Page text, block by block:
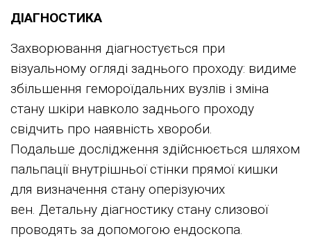
ДІАГНОСТИКА
Захворювання діагностується при
візуальному огляді заднього проходу: видиме
збільшення гемороїдальних вузлів і зміна
стану шкіри навколо заднього проходу
свідчить про наявність хвороби.
Подальше дослідження здійснюється шляхом
пальпації внутрішньої стінки прямої кишки
для визначення стану оперізуючих
вен. Детальну діагностику стану слизової
проводять за допомогою ендоскопа.